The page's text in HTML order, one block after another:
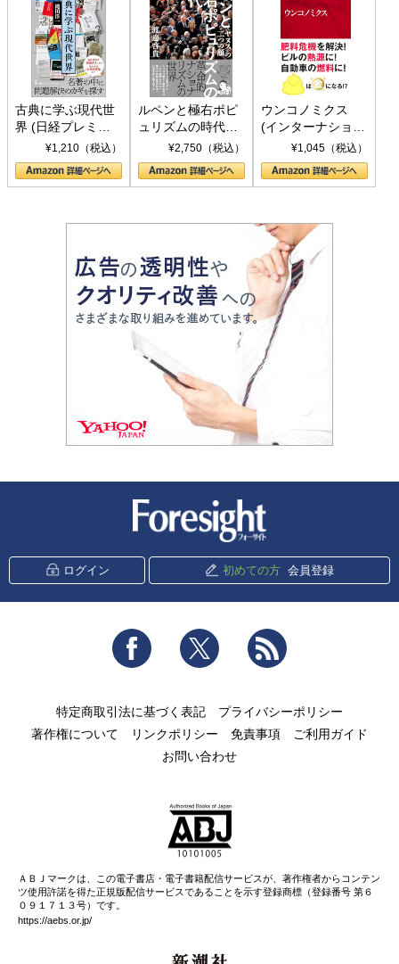
古典に学ぶ現代世
界 (日経プレミア
シリーズ)¥1,210（税込）
ルペンと極右ポピ
ュリズムの時代：
〈ヤヌス〉の二つ
の顔
¥2,750（税込）
ウンコノミクス
(インターナショナ
ル新書)¥1,045（税込）
ログイン 初めての方 会員登録
Facebook Twitter
特定商取引法に基づく表記
プライバシーポリシー
著作権について
リンクポリシー 免責事項
ご利用ガイド
お問い合わせ
ＡＢＪマークは、この電子書店・電子書籍配信サービスが、著作権者からコンテン
ツ使用許諾を得た正規版配信サービスであることを示す登録商標（登録番号 第６
０９１７１３号）です。
https://aebs.or.jp/